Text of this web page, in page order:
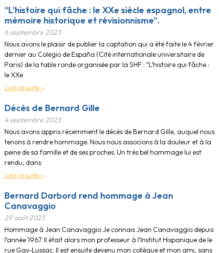
“L’histoire qui fâche : le XXe siècle espagnol, entre
mémoire historique et révisionnisme”.
6 septembre 2023
Nous avons le plaisir de publier la captation qui a été faite le 4 février
dernier au Colegio de España (Cité internationale universitaire de
Paris) de la table ronde organisée par la SHF : “L’histoire qui fâche :
le XXe
Lire la suite »
Décès de Bernard Gille
4 septembre 2023
Nous avons appris récemment le décès de Bernard Gille, auquel nous
tenons à rendre hommage. Nous nous associons à la douleur et à la
peine de sa famille et de ses proches. Un très bel hommage lui est
rendu, dans
Lire la suite »
Bernard Darbord rend hommage à Jean
Canavaggio
29 août 2023
Hommage à Jean Canavaggio Je connais Jean Canavaggio depuis
l’année 1967. Il était alors mon professeur à l’Institut Hispanique de le
rue Gay-Lussac. Il est ensuite devenu mon collègue et mon ami, sans